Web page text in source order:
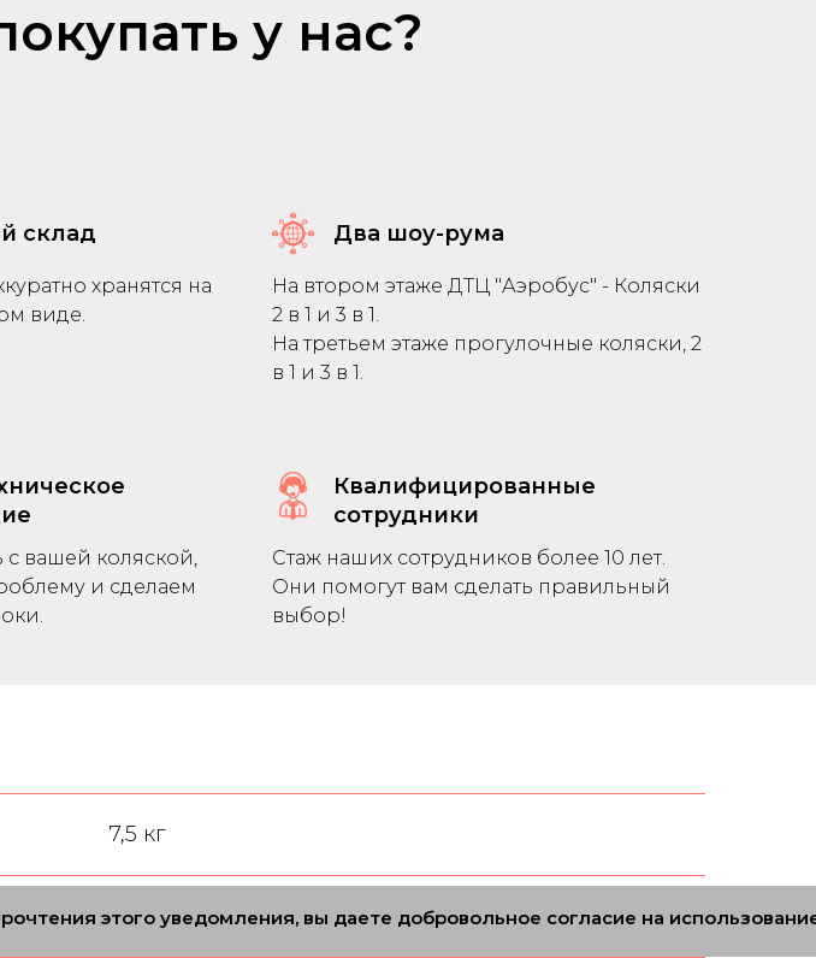
у нас?
склад
хранятся на
виде.
Два шоу-рума
На втором этаже ДТЦ "Аэробус" - Коляски
2 в 1 и 3 в 1.
На третьем этаже прогулочные коляски, 2
в 1 и 3 в 1.
с вашей коляской,
и сделаем
Квалифицированные
сотрудники
Стаж наших сотрудников более 10 лет.
Они помогут вам сделать правильный
выбор!
7,5 кг
трость
этого уведомления, вы даете добровольное согласие на